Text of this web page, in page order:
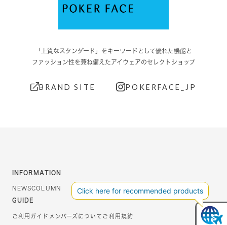
「上質なスタンダード」をキーワードとして優れた機能と
ファッション性を兼ね備えたアイウェアのセレクトショップ
BRAND SITE POKERFACE_JP
INFORMATION
NEWSCOLUMN
GUIDE
ご利用ガイド メンバーズについて ご利用規約